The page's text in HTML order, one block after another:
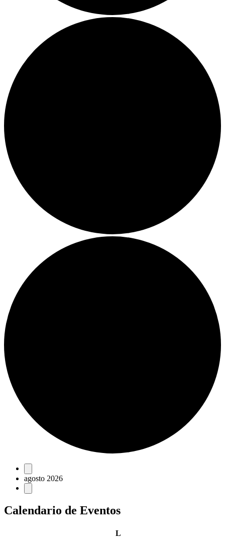
Eventos
agosto 2026
Calendario de Eventos
Llunes